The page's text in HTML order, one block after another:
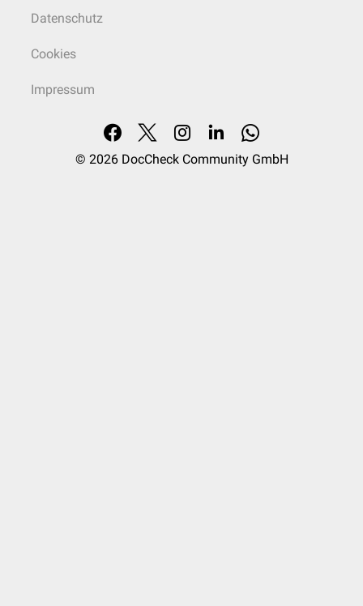
Datenschutz
Cookies
Impressum
© 2026 DocCheck Community GmbH